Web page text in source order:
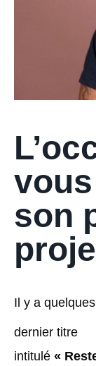
son
Il y a
dernier titre
intitulé «